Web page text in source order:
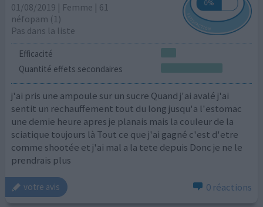
01/08/2019 | Femme | 61
néfopam (1)
Pas dans la liste
Efficacité
Quantité effets secondaires
j'ai pris une ampoule sur un sucre Quand j'ai avalé j'ai
sentit un rechauffement tout du long jusqu'a l'estomac
une demie heure apres je planais mais la couleur de la
sciatique toujours là Tout ce que j'ai gagné c'est d'etre
comme shootée et j'ai mal a la tete depuis Donc je ne le
prendrais plus
votre avis 0 réactions